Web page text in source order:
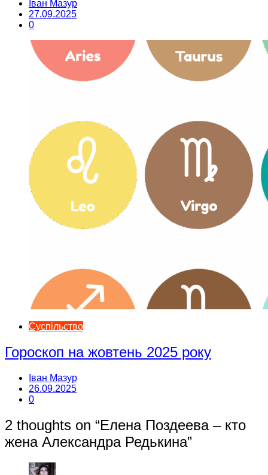
Іван Мазур
27.09.2025
0
Суспільство
Гороскоп на жовтень 2025 року
Іван Мазур
26.09.2025
0
2 thoughts on “Елена Поздеева – кто
жена Александра Редькина”